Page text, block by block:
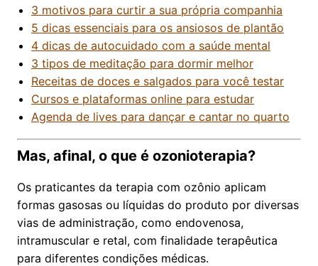
3 motivos para curtir a sua própria companhia
5 dicas essenciais para os ansiosos de plantão
4 dicas de autocuidado com a saúde mental
3 tipos de meditação para dormir melhor
Receitas de doces e salgados para você testar
Cursos e plataformas online para estudar
Agenda de lives para dançar e cantar no quarto
Mas, afinal, o que é ozonioterapia?
Os praticantes da terapia com ozônio aplicam
formas gasosas ou líquidas do produto por diversas
vias de administração, como endovenosa,
intramuscular e retal, com finalidade terapêutica
para diferentes condições médicas.